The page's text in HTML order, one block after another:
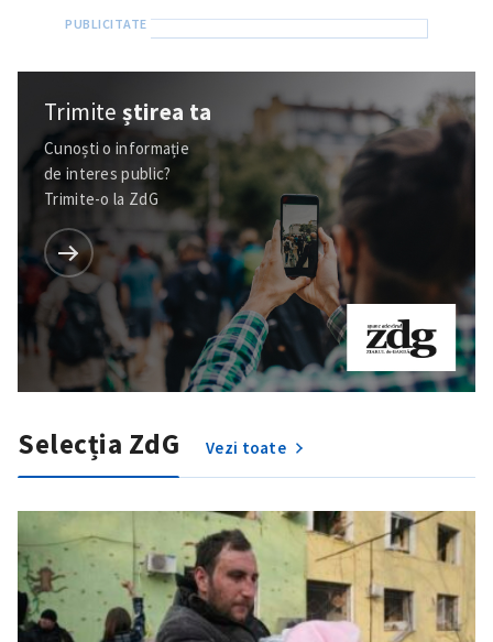
Trimiteștirea ta
Cunoști o informație
de interes public?
Trimite-o la ZdG
Selecția ZdG Vezi toate